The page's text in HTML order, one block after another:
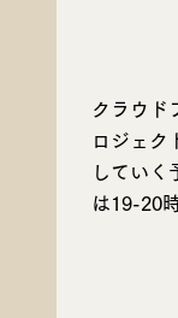
クラウド
ロジェク
していく
は19-20